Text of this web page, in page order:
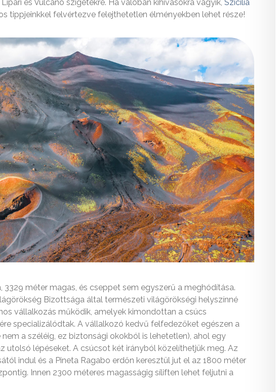
és Vulcano szigetekre. Ha valóban kihívásokra vágyik, Szicília
tippjeinkkel felvértezve felejthetetlen élményekben lehet része!
méter magas, és cseppet sem egyszerű a meghódítása.
Bizottsága által természeti világörökségi helyszínné
vállalkozás működik, amelyek kimondottan a csúcs
specializálódtak. A vállalkozó kedvű felfedezőket egészen a
a széléig, ez biztonsági okokból is lehetetlen), ahol egy
utolsó lépéseket. A csúcsot két irányból közelíthetjük meg. Az
indul és a Pineta Ragabo erdőn keresztül jut el az 1800 méter
Innen 2300 méteres magasságig síliften lehet feljutni a